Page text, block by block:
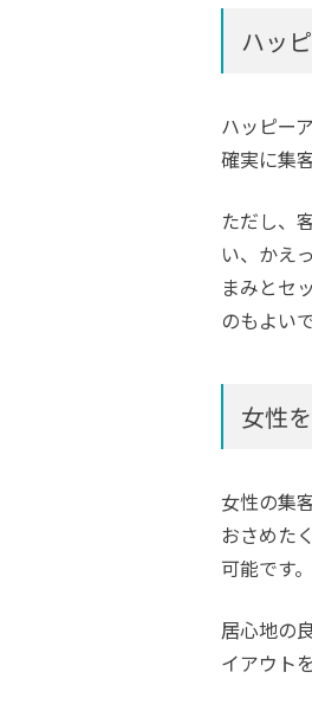
ハッ
ハッピー
確実に集
ただし、
い、かえ
まみとセ
のもよい
女性
女性の集
おさめた
可能です。
居心地の
イアウト